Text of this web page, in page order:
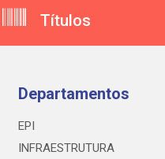
Títulos
Departamentos
EPI
INFRAESTRUTURA